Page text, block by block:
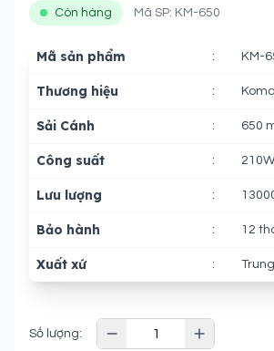
Còn hàng Mã SP: KM-650
Mã sản phẩm : KM-
Thương hiệu :
Sải Cánh : 650
Công suất : 210W
Lưu lượng :
Bảo hành : 12
Xuất xứ :
Số lượng: